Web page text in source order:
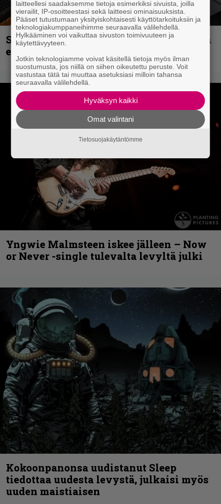
Sid Wilsonin käytös syynä Slipknotista
erottamiseen, raportoi TMZ
Yngwie Malmsteen iskee jälleen – Now
or Never -single tulevalta levyltä julki
Kokoonpanonsa uudistanut Sleep
tiedottaa uudesta levystä, julkaisi myös
uuden maistiaisen
laitteellesi saadaksemme tietoja esimerkiksi sivuista, joilla
vierailit, IP-osoitteestasi sekä laitteesi ominaisuuksista.
Pääset tutustumaan yksityiskohtaisesti käyttötarkoituksiin ja
teknologiakumppaneihimme seuraavalla välilehdellä.
Hylkääminen voi vaikuttaa sivuston toimivuuteen ja
käytettävyyteen.
Jotkin teknologiamme voivat käsitellä tietoja myös ilman
suostumusta, jos niillä on siihen oikeutettu peruste. Voit
vastustaa tätä tai muuttaa asetuksiasi milloin tahansa
seuraavalla välilehdellä.
Hyväksyn kaikki
Omat valintani
Tietosuojakäytäntömme